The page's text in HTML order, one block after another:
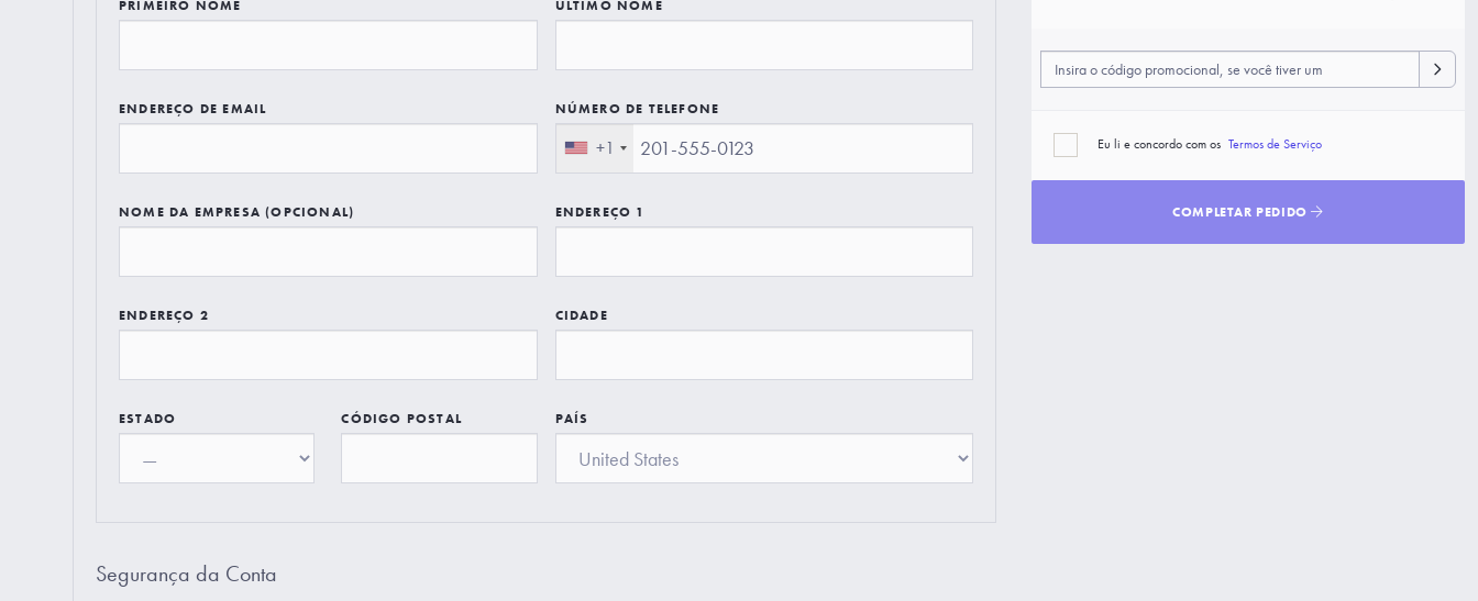
PRIMEIRO NOME ÚLTIMO NOME
ENDEREÇO DE EMAIL NÚMERO DE TELEFONE
+1
NOME DA EMPRESA (OPCIONAL) ENDEREÇO 1
ENDEREÇO 2 CIDADE
ESTADO CÓDIGO POSTAL PAÍS
Segurança da Conta
Eu li e concordo com os Termos de Serviço
COMPLETAR PEDIDO